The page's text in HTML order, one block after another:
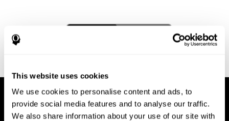
This website uses cookies
We use cookies to personalise content and ads, to
provide social media features and to analyse our traffic.
We also share information about your use of our site with